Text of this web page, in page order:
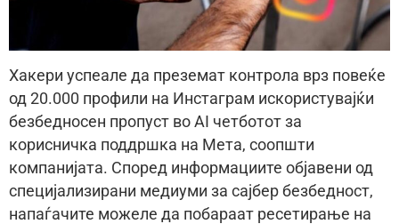
Хакери успеале да преземат контрола врз повеќе
од 20.000 профили на Инстаграм искористувајќи
безбедносен пропуст во AI четботот за
корисничка поддршка на Мета, соопшти
компанијата. Според информациите објавени од
специјализирани медиуми за сајбер безбедност,
напаѓачите можеле да побараат ресетирање на